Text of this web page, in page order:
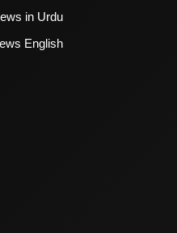
in Urdu
English